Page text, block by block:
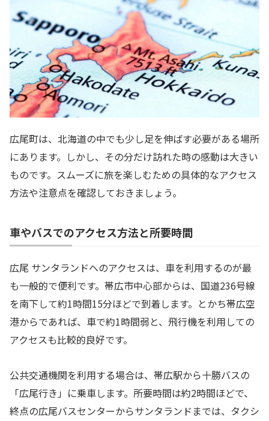
広尾町は、北海道の中でも少し足を伸ばす必要がある場所
にあります。しかし、その分だけ訪れた時の感動は大きい
ものです。スムーズに旅を楽しむための具体的なアクセス
方法や注意点を確認しておきましょう。
車やバスでのアクセス方法と所要時間
広尾 サンタランドへのアクセスは、車を利用するのが最
も一般的で便利です。帯広市中心部からは、国道236号線
を南下して約1時間15分ほどで到着します。とかち帯広空
港からであれば、車で約1時間弱と、飛行機を利用しての
アクセスも比較的良好です。
公共交通機関を利用する場合は、帯広駅から十勝バスの
「広尾行き」に乗車します。所要時間は約2時間ほどで、
終点の広尾バスセンターからサンタランドまでは、タクシ